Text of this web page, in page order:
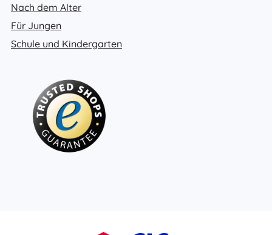
Nach dem Alter
Für Jungen
Schule und Kindergarten